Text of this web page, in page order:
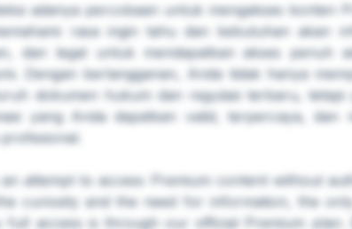
adanya percobaan untuk mengakses konten
rasa ingin tahu dan kebutuhan akan
dan legal untuk mendapatkan akses penuh
Dengan berlangganan, Anda tidak hanya
dokumen hukum dan regulasi terbaru, tetapi
yang Anda dapatkan valid, terpercaya, dan
an attempt to access Premium content without
curiosity and the need for information, the
full access is through our official Premium plan.